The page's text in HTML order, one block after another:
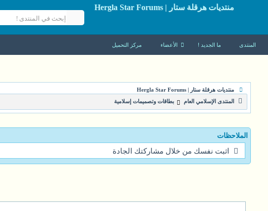
منتديات هرقلة ستار | Hergla Star Forums
المنتدى ما الجديد ! الأعضاء مركز التحميل
منتديات هرقلة ستار | Hergla Star Forums
المنتدى الإسلامي العام
بطاقات وتصميمات إسلامية
الملاحظات
اثبت نفسك من خلال مشاركتك الجادة